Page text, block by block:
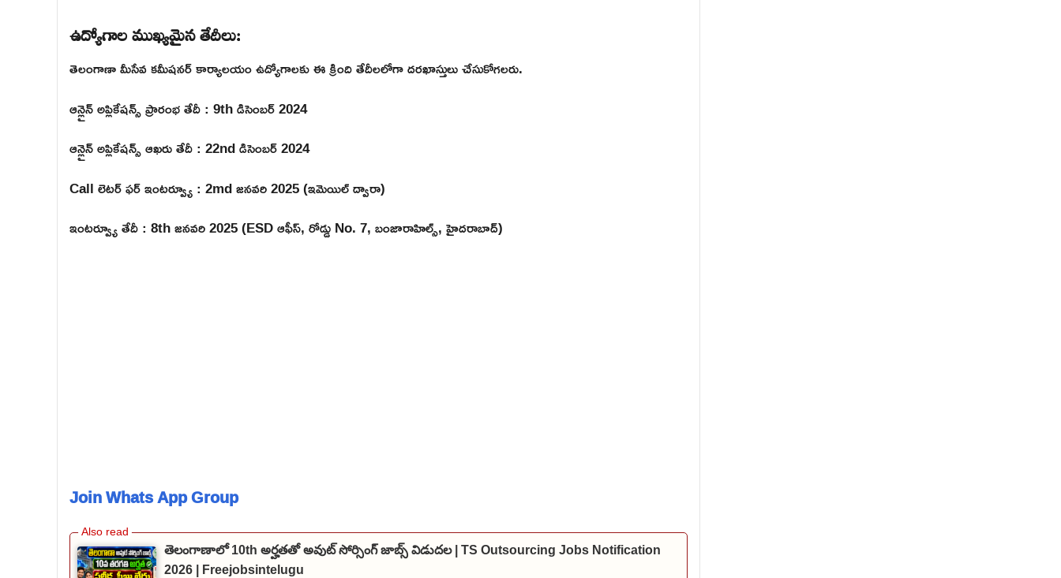
ఉద్యోగాల ముఖ్యమైన తేదీలు:
తెలంగాణా మీసేవ కమీషనర్ కార్యాలయం ఉద్యోగాలకు ఈ క్రింది తేదీలలోగా దరఖాస్తులు చేసుకోగలరు.
ఆన్లైన్ అప్లికేషన్స్ ప్రారంభ తేదీ : 9th డిసెంబర్ 2024
ఆన్లైన్ అప్లికేషన్స్ ఆఖరు తేదీ : 22nd డిసెంబర్ 2024
Call లెటర్ ఫర్ ఇంటర్వ్యూ : 2md జనవరి 2025 (ఇమెయిల్ ద్వారా)
ఇంటర్వ్యూ తేదీ : 8th జనవరి 2025 (ESD ఆఫీస్, రోడ్డు No. 7, బంజారాహిల్స్, హైదరాబాద్)
Join Whats App Group
తెలంగాణాలో 10th అర్హతతో అవుట్ సోర్సింగ్ జాబ్స్ విడుదల | TS Outsourcing Jobs Notification
2026 | Freejobsintelugu